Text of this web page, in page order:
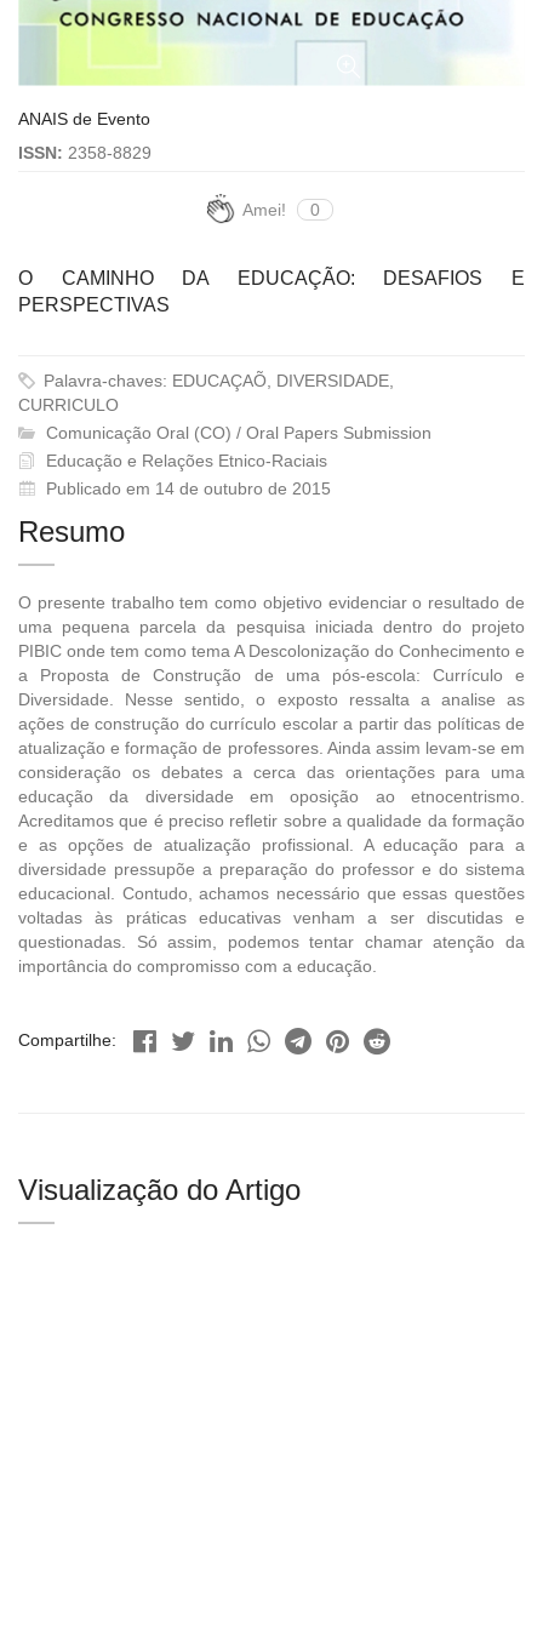
ANAIS de Evento
ISSN: 2358-8829
Amei! 0
O CAMINHO DA EDUCAÇÃO: DESAFIOS E
PERSPECTIVAS
Palavra-chaves: EDUCAÇAÕ, DIVERSIDADE,
CURRICULO
Comunicação Oral (CO) / Oral Papers Submission
Educação e Relações Etnico-Raciais
Publicado em 14 de outubro de 2015
Resumo
O presente trabalho tem como objetivo evidenciar o resultado de
uma pequena parcela da pesquisa iniciada dentro do projeto
PIBIC onde tem como tema A Descolonização do Conhecimento e
a Proposta de Construção de uma pós-escola: Currículo e
Diversidade. Nesse sentido, o exposto ressalta a analise as
ações de construção do currículo escolar a partir das políticas de
atualização e formação de professores. Ainda assim levam-se em
consideração os debates a cerca das orientações para uma
educação da diversidade em oposição ao etnocentrismo.
Acreditamos que é preciso refletir sobre a qualidade da formação
e as opções de atualização profissional. A educação para a
diversidade pressupõe a preparação do professor e do sistema
educacional. Contudo, achamos necessário que essas questões
voltadas às práticas educativas venham a ser discutidas e
questionadas. Só assim, podemos tentar chamar atenção da
importância do compromisso com a educação.
Compartilhe:
Visualização do Artigo